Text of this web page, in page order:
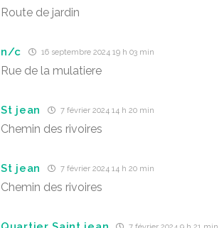
Route de jardin
n/c 16 septembre 2024 19 h 03 min
Rue de la mulatiere
St jean 7 février 2024 14 h 20 min
Chemin des rivoires
St jean 7 février 2024 14 h 20 min
Chemin des rivoires